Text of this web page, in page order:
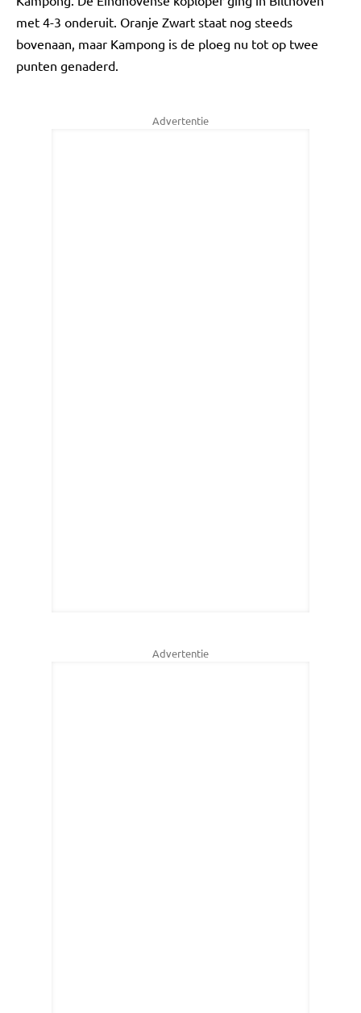
met 4-3 onderuit. Oranje Zwart staat nog steeds
bovenaan, maar Kampong is de ploeg nu tot op twee
punten genaderd.
Advertentie
Advertentie